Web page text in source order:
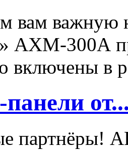
вам важную
300А
включены в